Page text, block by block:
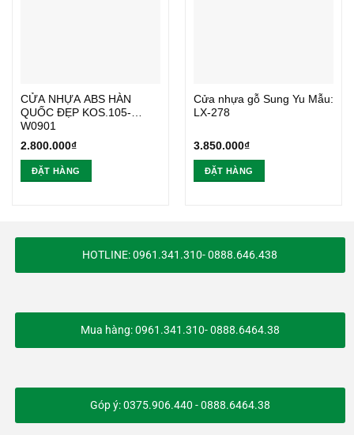
CỬA NHỰA ABS HÀN
QUỐC ĐẸP KOS.105-
W0901
2.800.000₫
ĐẶT HÀNG
Cửa nhựa gỗ Sung Yu Mẫu:
LX-278
3.850.000₫
ĐẶT HÀNG
HOTLINE: 0961.341.310- 0888.646.438
Mua hàng: 0961.341.310- 0888.6464.38
Góp ý: 0375.906.440 - 0888.6464.38